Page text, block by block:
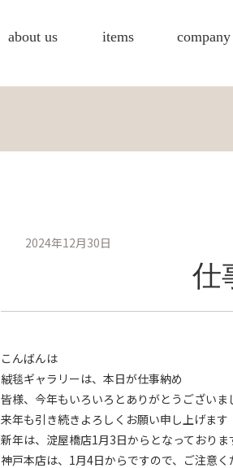
about us items company
2024年12月30日
仕
こんばんは
絨毯ギャラリーは、本日が仕事納め
皆様、今年もいろいろとありがとうございま
来年も引き続きよろしくお願い申し上げます
新年は、淀屋橋店1月3日からとなっておりま
神戸本店は、1月4日からですので、ご注意く